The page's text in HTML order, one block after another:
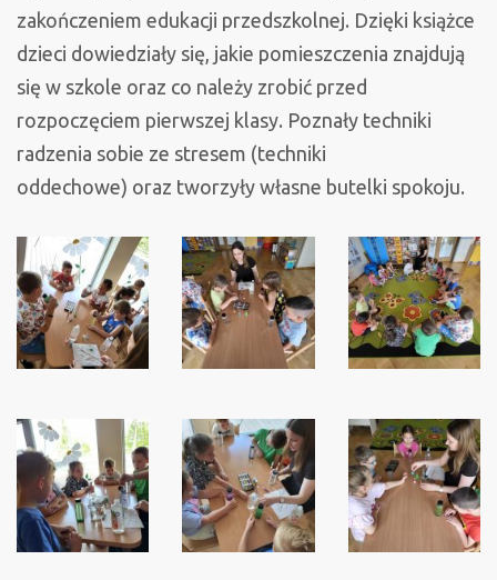
zakończeniem edukacji przedszkolnej. Dzięki książce
dzieci dowiedziały się, jakie pomieszczenia znajdują
się w szkole oraz co należy zrobić przed
rozpoczęciem pierwszej klasy. Poznały techniki
radzenia sobie ze stresem (techniki
oddechowe) oraz tworzyły własne butelki spokoju.